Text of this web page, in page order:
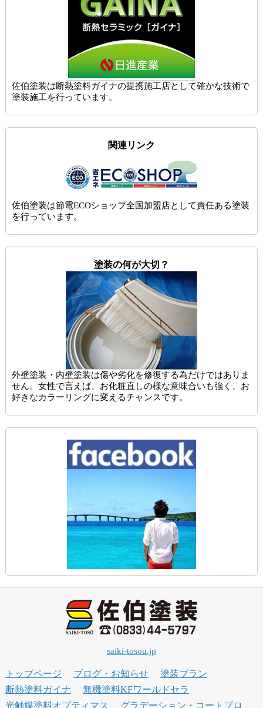
佐伯塗装は断熱塗料ガイナの提携施工店として確かな技術で
塗装施工を行っています。
関連リンク
佐伯塗装は節電ECOショップ全国加盟店として責任ある塗装
を行っています。
塗装の何が大切？
外壁塗装・内壁塗装は傷や劣化を修復する為だけではありま
せん。女性で言えば、お化粧直しの様な意味合いも強く、お
好きなカラーリングに変えるチャンスです。
saiki-tosou.jp
トップページ ブログ・お知らせ
塗装プラン
断熱塗料ガイナ
無機塗料KFワールドセラ
光触媒塗料オプティマス
グラデーション・コートプロ